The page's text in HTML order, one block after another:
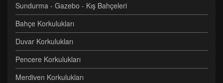
Sundurma - Gazebo - Kış Bahçeleri
Bahçe Korkulukları
Duvar Korkulukları
Pencere Korkulukları
Merdiven Korkulukları